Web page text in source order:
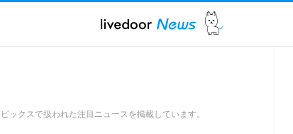
ックスで扱われた注目ニュースを掲載しています。